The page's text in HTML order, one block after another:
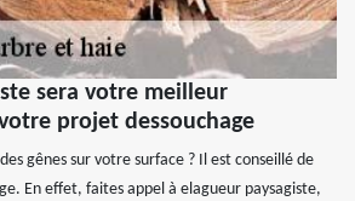
sera votre meilleur
projet dessouchage
gênes sur votre surface ? Il est conseillé de
En effet, faites appel à elagueur paysagiste,